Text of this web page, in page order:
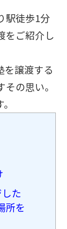
駅徒歩1分
をご紹介し
を譲渡する
の思い。
た
所を